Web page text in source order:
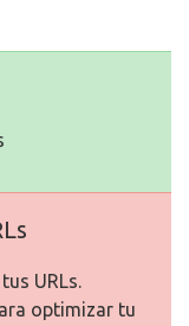
URLs.
optimizar tu